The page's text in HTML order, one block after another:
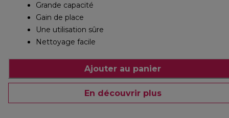
Grande capacité
Gain de place
Une utilisation sûre
Nettoyage facile
Ajouter au panier
En découvrir plus